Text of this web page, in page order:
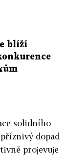
blíží
solidního
dopad
projevuje